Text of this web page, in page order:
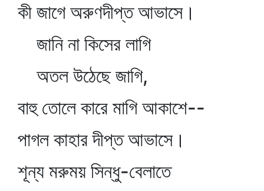
কী জাগে অরুণদীপ্ত আভাসে।
জানি না কিসের লাগি
অতল উঠেছে জাগি,
বাহু তোলে কারে মাগি আকাশে--
পাগল কাহার দীপ্ত আভাসে।
শূন্য মরুময় সিন্ধু-বেলাতে